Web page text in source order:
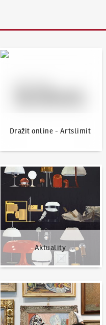
Dražit online - Artslimit
Dražit online - Artslimit
Aktuality
Aktuality
Nabídnout dílo